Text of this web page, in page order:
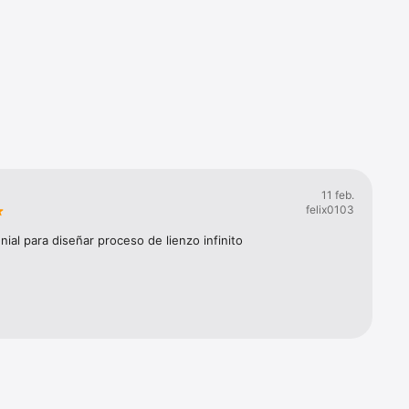
tuyos
color,
y
AirPlay
11 feb.
felix0103
para diseñar proceso de lienzo infinito